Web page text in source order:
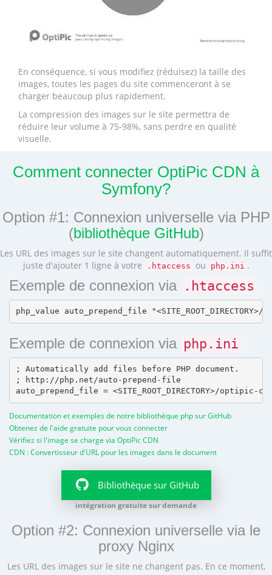
En conséquence, si vous modifiez (réduisez) la taille des
images, toutes les pages du site commenceront à se
charger beaucoup plus rapidement.
La compression des images sur le site permettra de
réduire leur volume à 75-98%, sans perdre en qualité
visuelle.
Comment connecter OptiPic CDN à
Symfony?
Option #1: Connexion universelle via PHP
(bibliothèque GitHub)
Les URL des images sur le site changent automatiquement. Il suffit
juste d'ajouter 1 ligne à votre
.htaccess ou php.ini .
Exemple de connexion via .htaccess
Exemple de connexion via php.ini
; Automatically add files before PHP document.
; http://php.net/auto-prepend-file
Documentation et exemples de notre bibliothèque php sur GitHub
Obtenez de l'aide gratuite pour vous connecter
Vérifiez si l'image se charge via OptiPic CDN
CDN : Convertisseur d'URL pour les images dans le document
Bibliothèque sur GitHub
intégration gratuite sur demande
Option #2: Connexion universelle via le
proxy Nginx
Les URL des images sur le site ne changent pas. En ce moment,